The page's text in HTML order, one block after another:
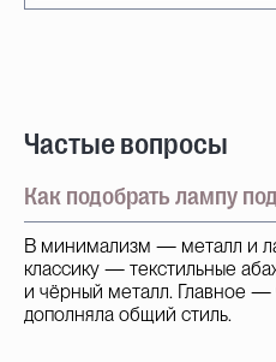
Частые вопросы
Как подобрать лампу
В минимализм — металл и
классику — текстильные
и чёрный металл. Главное —
дополняла общий стиль.